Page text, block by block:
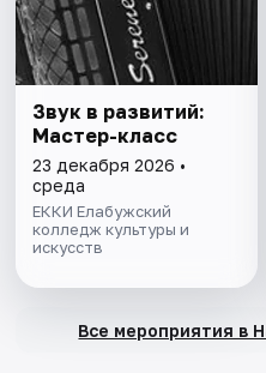
Звук в развитий:
Мастер-класс
23 декабря 2026 •
среда
ЕККИ Елабужский
колледж культуры и
искусств
Все мероприятия в